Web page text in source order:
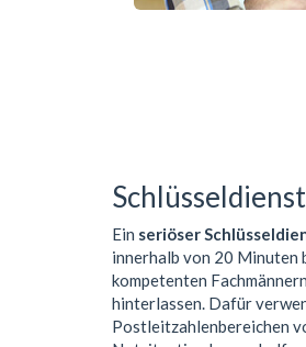
Ein seriöser
innerhalb von 20 Minuten
kompetenten
hinterlassen. Dafür
Postleitzahlenbereichen